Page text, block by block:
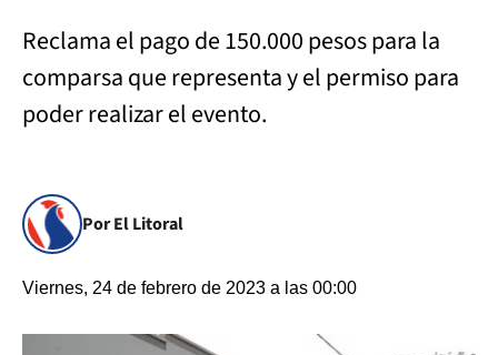
Reclama el pago de 150.000 pesos para la
comparsa que representa y el permiso para
poder realizar el evento.
Por El Litoral
Viernes, 24 de febrero de 2023 a las 00:00